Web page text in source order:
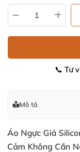
📞 Tư
Mô tả
Áo Ngực Giả
Cảm Không Cần